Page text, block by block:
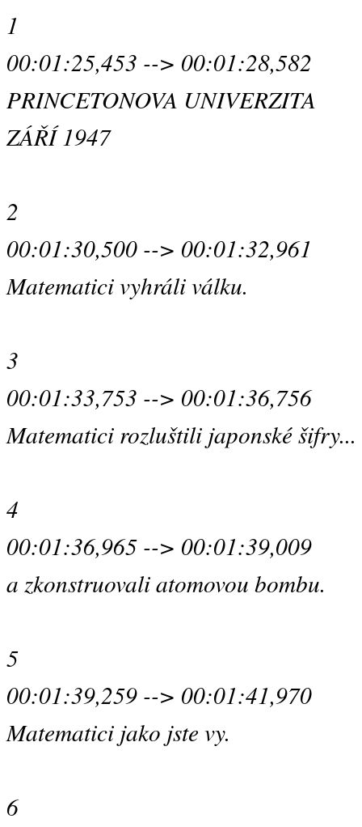
1
00:01:25,453 --> 00:01:28,582
PRINCETONOVA UNIVERZITA
ZÁŘÍ 1947
2
00:01:30,500 --> 00:01:32,961
Matematici vyhráli válku.
3
00:01:33,753 --> 00:01:36,756
Matematici rozluštili japonské šifry...
4
00:01:36,965 --> 00:01:39,009
a zkonstruovali atomovou bombu.
5
00:01:39,259 --> 00:01:41,970
Matematici jako jste vy.
6